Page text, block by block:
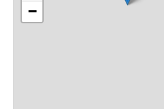
−